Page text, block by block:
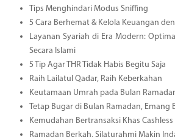
Tips Menghindari Modus Sniffing
5 Cara Berhemat & Kelola Keuangan
Layanan Syariah di Era Modern:
Secara Islami
5 Tip Agar THR Tidak Habis Begitu Saja
Raih Lailatul Qadar, Raih Keberkahan
Keutamaan Umrah pada Bulan
Tetap Bugar di Bulan Ramadan, Emang
Kemudahan Bertransaksi Khas Cashless
Ramadan Berkah, Silaturahmi Makin